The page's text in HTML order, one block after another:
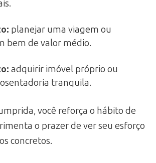
planejar uma viagem ou
bem de valor médio.
adquirir imóvel próprio ou
tranquila.
você reforça o hábito de
o prazer de ver seu esforço
concretos.